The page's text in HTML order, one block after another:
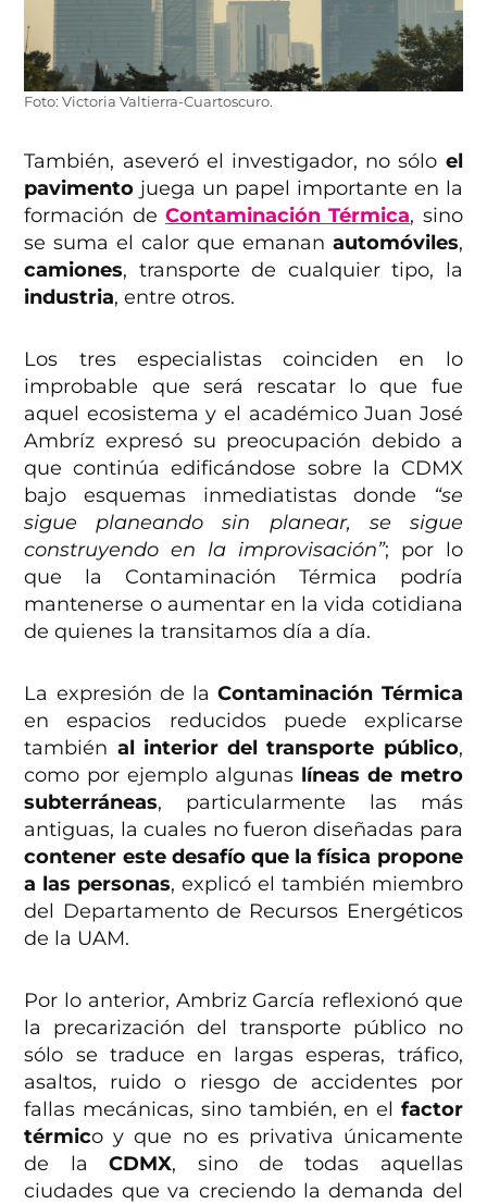
Foto: Victoria Valtierra-Cuartoscuro.
También, aseveró el investigador, no sólo el
pavimento juega un papel importante en la
formación de Contaminación Térmica, sino
se suma el calor que emanan automóviles,
camiones, transporte de cualquier tipo, la
industria, entre otros.
Los tres especialistas coinciden en lo
improbable que será rescatar lo que fue
aquel ecosistema y el académico Juan José
Ambríz expresó su preocupación debido a
que continúa edificándose sobre la CDMX
bajo esquemas inmediatistas donde
“se
sigue planeando sin planear, se sigue
construyendo en la improvisación”; por lo
que la Contaminación Térmica podría
mantenerse o aumentar en la vida cotidiana
de quienes la transitamos día a día.
La expresión de laContaminación Térmica
en espacios reducidos puede explicarse
también al interior del transporte público,
como por ejemplo algunas líneas de metro
subterráneas, particularmente las más
antiguas, la cuales no fueron diseñadas para
contener este desafío que la física propone
a las personas, explicó el también miembro
del Departamento de Recursos Energéticos
de la UAM.
Por lo anterior, Ambriz García reflexionó que
la precarización del transporte público no
sólo se traduce en largas esperas, tráfico,
asaltos, ruido o riesgo de accidentes por
fallas mecánicas, sino también, en el factor
térmico y que no es privativa únicamente
de laCDMX, sino de todas aquellas
ciudades que va creciendo la demanda del